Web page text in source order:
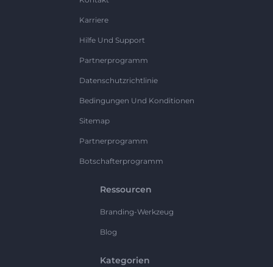
Karriere
Hilfe Und Support
Partnerprogramm
Datenschutzrichtlinie
Bedingungen Und Konditionen
Sitemap
Partnerprogramm
Botschafterprogramm
Ressourcen
Branding-Werkzeug
Blog
Kategorien